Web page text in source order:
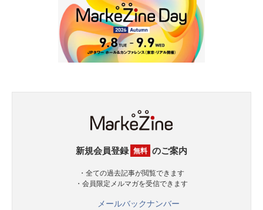
新規会員登録 無料 のご案内
・全ての過去記事が閲覧できます
・会員限定メルマガを受信できます
メールバックナンバー